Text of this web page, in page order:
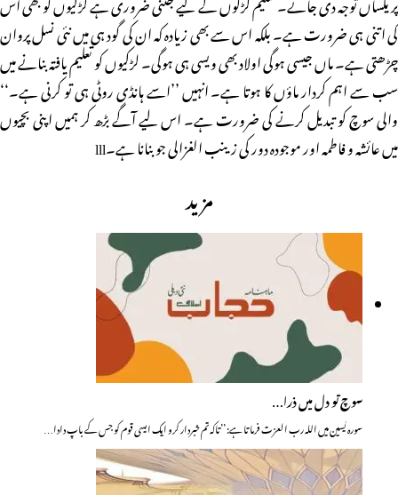
کی اتنی ہی ضرورت ہے۔ بلکہ اس سے بھی زیادہ کہ ان کی گود ہی میں نئی نسل پروان
چڑھتی ہے۔ ماں جیسی ہوگی اولاد بھی ویسی ہی ہوگی۔ لڑکیوں کو تعلیم یافتہ بنانے میں
سب سے اہم کردار ماؤں کا ہوتا ہے۔ انہیں ’’اسے ہانڈی روٹی ہی تو کرنی ہے۔‘‘
والی سوچ کو تبدیل کرنے کی ضرورت ہے۔ اس لیے آگے بڑھ کر ہمیں اپنی بچیوں
میں عائشہ و فاطمہ اور موجودہ دور کی زینب الغزالی جو بنانا ہے۔lll
مزید
سوچ تو دل میں ذرا…
سورہ یٰسین میں اللہ رب العزت فرماتا ہے: ’’تاکہ تم خبردار کرو ایک ایسی قوم کو جس کے باپ دادا…